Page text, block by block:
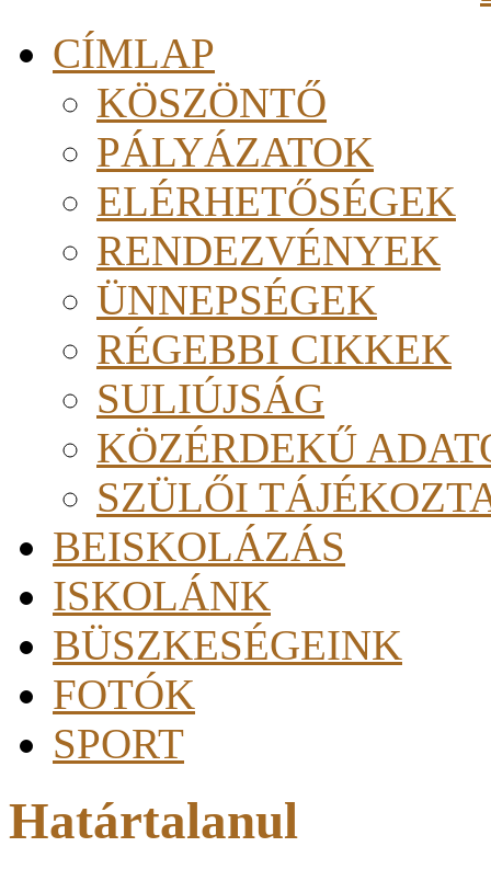
CÍMLAP
KÖSZÖNTŐ
PÁLYÁZATOK
ELÉRHETŐSÉGEK
RENDEZVÉNYEK
ÜNNEPSÉGEK
RÉGEBBI CIKKEK
SULIÚJSÁG
KÖZÉRDEKŰ
SZÜLŐI
BEISKOLÁZÁS
ISKOLÁNK
BÜSZKESÉGEINK
FOTÓK
SPORT
Határtalanul